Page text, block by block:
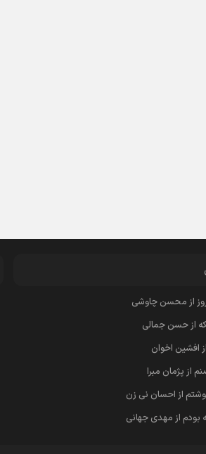
از محسن چاوشی
از حسن جمالی
افشين اخوان
از پژمان مبرا
از احسان نی زن
بودم از مهدی جهانی